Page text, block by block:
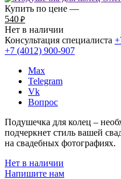
Купить по цене —
540 ₽
Нет в наличии
Консультация специалиста
+7 (4012) 900-907
Max
Telegram
Vk
Вопрос
Подушечка для колец –
подчеркнет стиль вашей
на свадебных фотографиях.
Нет в наличии
Напишите нам